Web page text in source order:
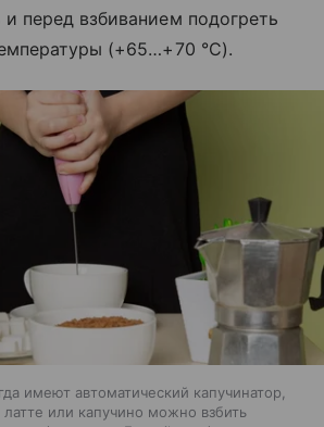
перед взбиванием подогреть
(+65…+70 °С).
имеют автоматический капучинатор,
или капучино можно взбить